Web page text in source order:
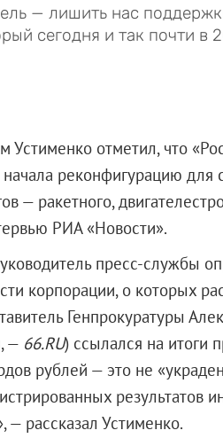
— лишить нас
сегодня и так почти в
Устименко отметил, что
начала реконфигурацию
— ракетного,
РИА «Новости».
пресс-службы
корпорации, о которых
Генпрокуратуры
— 66.RU) ссылался на итоги
рублей — это не
результатов
— рассказал Устименко.